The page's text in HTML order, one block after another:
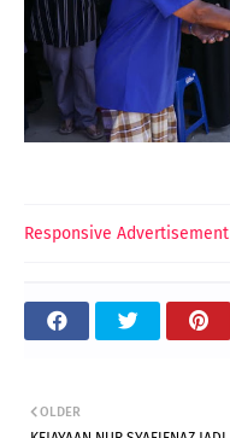
Responsive Advertisement
OLDER